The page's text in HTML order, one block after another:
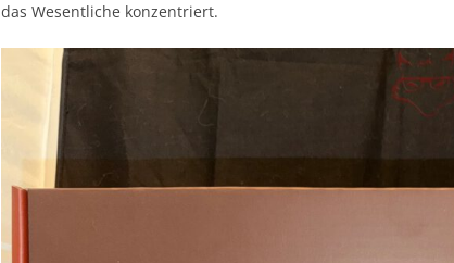
das Wesentliche konzentriert.